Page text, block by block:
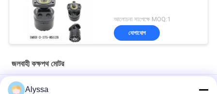
আলোচনা সাপেক্ষে MOQ:1
যোগাযোগ
জলবাহী কক্ষপথ মোটর
হাইড্রোলিক ড্রাইভ চার্ লিন মোটর 109-1101 109-1100 109-1102
Alyssa